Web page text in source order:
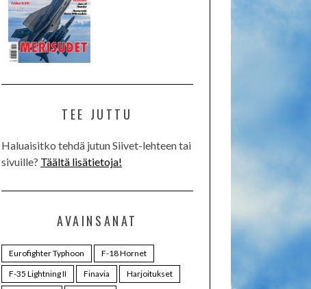
TEE JUTTU
Haluaisitko tehdä jutun Siivet-lehteen tai
sivuille? Täältä lisätietoja!
AVAINSANAT
Eurofighter Typhoon
F-18 Hornet
F-35 Lightning II
Finavia
Harjoitukset